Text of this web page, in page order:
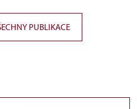
PUBLIKACE